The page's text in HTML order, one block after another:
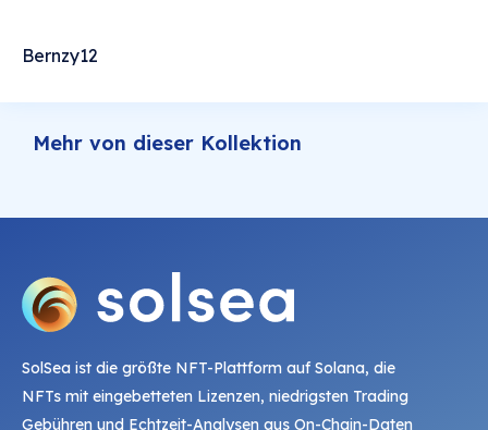
Bernzy12
Mehr von dieser Kollektion
SolSea ist die größte NFT-Plattform auf Solana, die
NFTs mit eingebetteten Lizenzen, niedrigsten Trading
Gebühren und Echtzeit-Analysen aus On-Chain-Daten